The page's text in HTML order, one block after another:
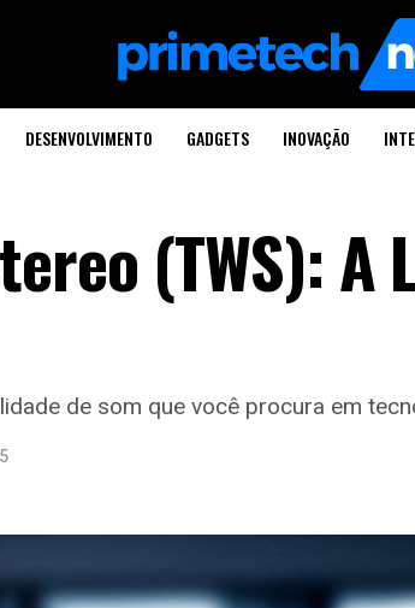
DESENVOLVIMENTO GADGETS INOVAÇÃO
(TWS): A
de som que você procura em